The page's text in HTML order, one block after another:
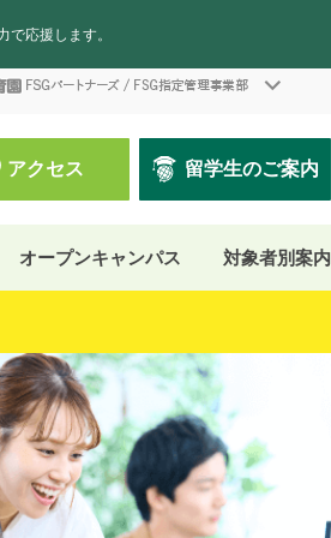
応援します。
アクセス 留学生のご案内
オープンキャンパス 対象者別案内